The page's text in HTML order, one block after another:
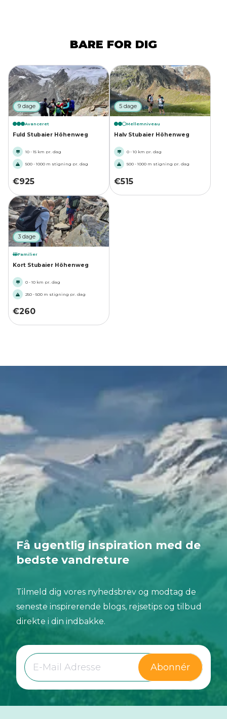
BARE FOR DIG
9 dage
Avanceret
Fuld Stubaier Höhenweg
10 - 15 km pr. dag
500 - 1000 m stigning pr. dag
€925
5 dage
Mellemniveau
Halv Stubaier Höhenweg
0 - 10 km pr. dag
500 - 1000 m stigning pr. dag
€515
3 dage
Familier
Kort Stubaier Höhenweg
0 - 10 km pr. dag
250 - 500 m stigning pr. dag
€260
Få ugentlig inspiration med de
bedste vandreture
Tilmeld dig vores nyhedsbrev og modtag de
seneste inspirerende blogs, rejsetips og tilbud
direkte i din indbakke.
Abonnér